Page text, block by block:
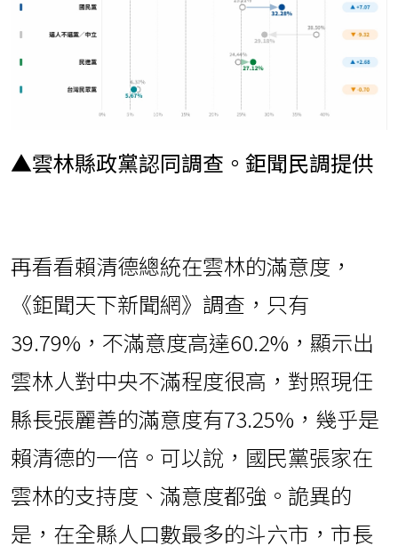
▲雲林縣政黨認同調查。鉅聞民調提供
再看看賴清德總統在雲林的滿意度，
《鉅聞天下新聞網》調查，只有
39.79%，不滿意度高達60.2%，顯示出
雲林人對中央不滿程度很高，對照現任
縣長張麗善的滿意度有73.25%，幾乎是
賴清德的一倍。可以說，國民黨張家在
雲林的支持度、滿意度都強。詭異的
是，在全縣人口數最多的斗六市，市長